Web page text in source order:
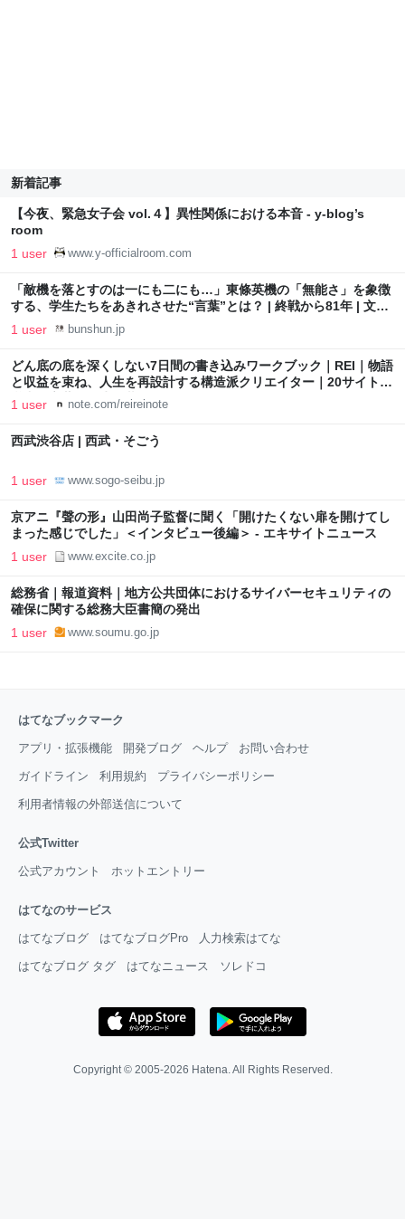
新着記事
【今夜、緊急女子会 vol.４】異性関係における本音 - y-blog’s
room
1 user www.y-officialroom.com
「敵機を落とすのは一にも二にも…」東條英機の「無能さ」を象徴
する、学生たちをあきれさせた“言葉”とは？ | 終戦から81年 | 文春
オンライン
1 user bunshun.jp
どん底の底を深くしない7日間の書き込みワークブック｜REI｜物語
と収益を束ね、人生を再設計する構造派クリエイター｜20サイト運
営中｜言葉を人生の装備へ
1 user note.com/reireinote
西武渋谷店 | 西武・そごう
1 user www.sogo-seibu.jp
京アニ『聲の形』山田尚子監督に聞く「開けたくない扉を開けてし
まった感じでした」＜インタビュー後編＞ - エキサイトニュース
1 user www.excite.co.jp
総務省｜報道資料｜地方公共団体におけるサイバーセキュリティの
確保に関する総務大臣書簡の発出
1 user www.soumu.go.jp
はてなブックマーク
アプリ・拡張機能 開発ブログ ヘルプ お問い合わせ
ガイドライン 利用規約 プライバシーポリシー
利用者情報の外部送信について
公式Twitter
公式アカウント ホットエントリー
はてなのサービス
はてなブログ はてなブログPro 人力検索はてな
はてなブログ タグ はてなニュース ソレドコ
Copyright © 2005-2026 Hatena . All Rights Reserved.